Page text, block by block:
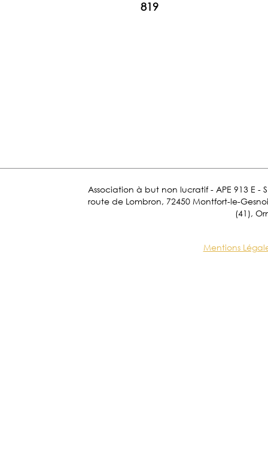
819
Association à but non lucratif - APE 913 E -
route de Lombron, 72450 Montfort-le-
(41),
Mentions